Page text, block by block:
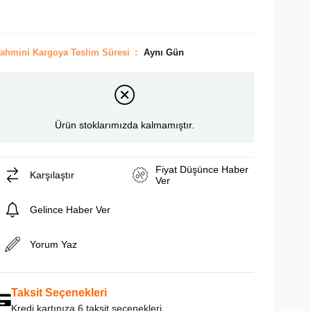
Kargoya Teslim Süresi : Aynı Gün
Ürün stoklarımızda kalmamıştır.
Karşılaştır
Fiyat Düşünce Haber
Ver
Gelince Haber Ver
Yorum Yaz
Taksit Seçenekleri
Kredi kartınıza 6 taksit seçenekleri.